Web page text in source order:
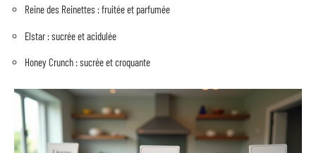
Reine des Reinettes : fruitée et parfumée
Elstar : sucrée et acidulée
Honey Crunch : sucrée et croquante